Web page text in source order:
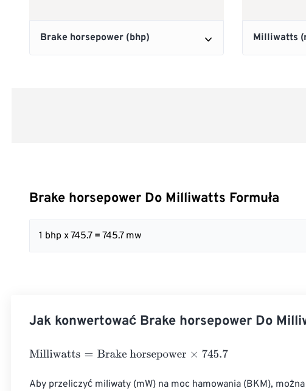
Brake horsepower Do Milliwatts Formuła
1 bhp x 745.7 = 745.7 mw
Jak konwertować Brake horsepower Do
Milliwatts=Brake horsepower×745.7
Aby przeliczyć miliwaty (mW) na moc hamowania (BKM),